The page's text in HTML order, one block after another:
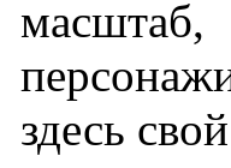
здесь